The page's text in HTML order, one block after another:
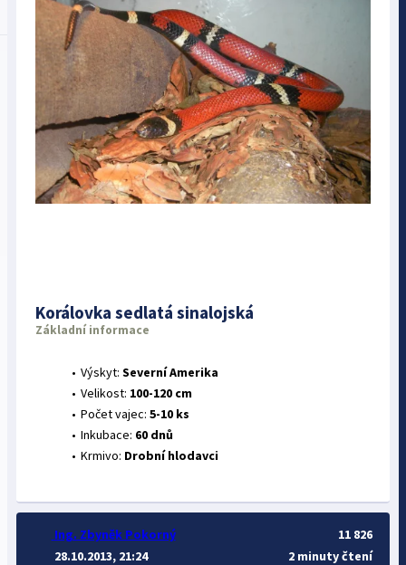
Korálovka sedlatá sinalojská
Základní informace
Výskyt: Severní Amerika
Velikost: 100-120 cm
Počet vajec: 5-10 ks
Inkubace: 60 dnů
Krmivo: Drobní hlodavci
Ing. Zbyněk Pokorný
28.10.2013, 21:24
11 826
2 minuty čtení